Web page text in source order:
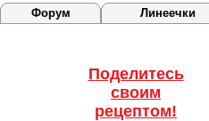
Форум Линеечки
Поделитесь
своим
рецептом!